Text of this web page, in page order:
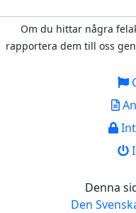
Om du hittar några
rapportera dem till oss
Denna
Den